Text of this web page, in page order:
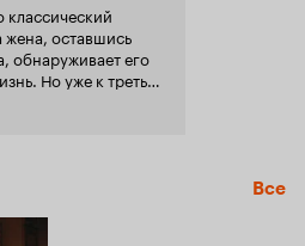
классический
жена, оставшись
обнаруживает его
Но уже к третьей
в позу «все не
сюжетная мешанина
(криминального)
Все